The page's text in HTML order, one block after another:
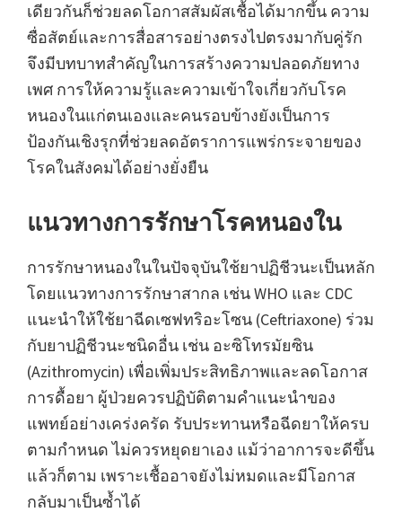
เดียวกันก็ช่วยลดโอกาสสัมผัสเชื้อได้มากขึ้น ความ
ซื่อสัตย์และการสื่อสารอย่างตรงไปตรงมากับคู่รัก
จึงมีบทบาทสำคัญในการสร้างความปลอดภัยทาง
เพศ การให้ความรู้และความเข้าใจเกี่ยวกับโรค
หนองในแก่ตนเองและคนรอบข้างยังเป็นการ
ป้องกันเชิงรุกที่ช่วยลดอัตราการแพร่กระจายของ
โรคในสังคมได้อย่างยั่งยืน
แนวทางการรักษาโรคหนองใน
การรักษาหนองในในปัจจุบันใช้ยาปฏิชีวนะเป็นหลัก
โดยแนวทางการรักษาสากล เช่น WHO และ CDC
แนะนำให้ใช้ยาฉีดเซฟทริอะโซน (Ceftriaxone) ร่วม
กับยาปฏิชีวนะชนิดอื่น เช่น อะซิโทรมัยซิน
(Azithromycin) เพื่อเพิ่มประสิทธิภาพและลดโอกาส
การดื้อยา ผู้ป่วยควรปฏิบัติตามคำแนะนำของ
แพทย์อย่างเคร่งครัด รับประทานหรือฉีดยาให้ครบ
ตามกำหนด ไม่ควรหยุดยาเอง แม้ว่าอาการจะดีขึ้น
แล้วก็ตาม เพราะเชื้ออาจยังไม่หมดและมีโอกาส
กลับมาเป็นซ้ำได้